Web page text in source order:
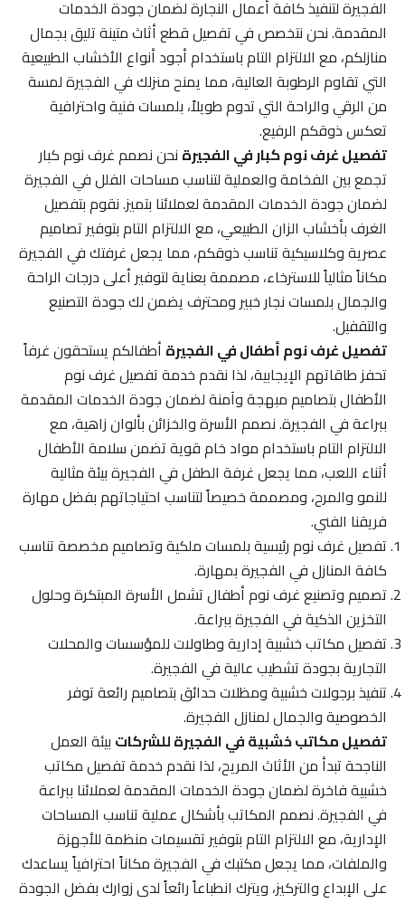
الفجيرة لتنفيذ كافة أعمال النجارة لضمان جودة الخدمات
المقدمة. نحن نتخصص في تفصيل قطع أثاث متينة تليق بجمال
منازلكم، مع الالتزام التام باستخدام أجود أنواع الأخشاب الطبيعية
التي تقاوم الرطوبة العالية، مما يمنح منزلك في الفجيرة لمسة
من الرقي والراحة التي تدوم طويلاً، بلمسات فنية واحترافية
تعكس ذوقكم الرفيع.
تفصيل غرف نوم كبار في الفجيرةنحن نصمم غرف نوم كبار
تجمع بين الفخامة والعملية لتناسب مساحات الفلل في الفجيرة
لضمان جودة الخدمات المقدمة لعملائنا بتميز. نقوم بتفصيل
الغرف بأخشاب الزان الطبيعي، مع الالتزام التام بتوفير تصاميم
عصرية وكلاسيكية تناسب ذوقكم، مما يجعل غرفتك في الفجيرة
مكاناً مثالياً للاسترخاء، مصممة بعناية لتوفير أعلى درجات الراحة
والجمال بلمسات نجار خبير ومحترف يضمن لك جودة التصنيع
والتقفيل.
تفصيل غرف نوم أطفال في الفجيرةأطفالكم يستحقون غرفاً
تحفز طاقاتهم الإيجابية، لذا نقدم خدمة تفصيل غرف نوم
الأطفال بتصاميم مبهجة وآمنة لضمان جودة الخدمات المقدمة
ببراعة في الفجيرة. نصمم الأسرة والخزائن بألوان زاهية، مع
الالتزام التام باستخدام مواد خام قوية تضمن سلامة الأطفال
أثناء اللعب، مما يجعل غرفة الطفل في الفجيرة بيئة مثالية
للنمو والمرح، ومصممة خصيصاً لتناسب احتياجاتهم بفضل مهارة
فريقنا الفني.
تفصيل غرف نوم رئيسية بلمسات ملكية وتصاميم مخصصة تناسب
كافة المنازل في الفجيرة بمهارة.
تصميم وتصنيع غرف نوم أطفال تشمل الأسرة المبتكرة وحلول
التخزين الذكية في الفجيرة ببراعة.
تفصيل مكاتب خشبية إدارية وطاولات للمؤسسات والمحلات
التجارية بجودة تشطيب عالية في الفجيرة.
تنفيذ برجولات خشبية ومظلات حدائق بتصاميم رائعة توفر
الخصوصية والجمال لمنازل الفجيرة.
تفصيل مكاتب خشبية في الفجيرة للشركاتبيئة العمل
الناجحة تبدأ من الأثاث المريح، لذا نقدم خدمة تفصيل مكاتب
خشبية فاخرة لضمان جودة الخدمات المقدمة لعملائنا ببراعة
في الفجيرة. نصمم المكاتب بأشكال عملية تناسب المساحات
الإدارية، مع الالتزام التام بتوفير تقسيمات منظمة للأجهزة
والملفات، مما يجعل مكتبك في الفجيرة مكاناً احترافياً يساعدك
على الإبداع والتركيز، ويترك انطباعاً رائعاً لدى زوارك بفضل الجودة